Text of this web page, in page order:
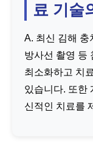
료 기술
A. 최신 김해 충
방사선 촬영 등
최소화하고 치
있습니다. 또한
신적인 치료를